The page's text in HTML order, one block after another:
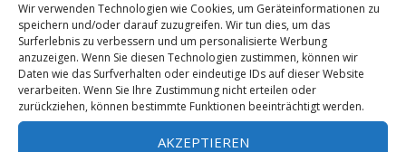
Wir verwenden Technologien wie Cookies, um Geräteinformationen zu
speichern und/oder darauf zuzugreifen. Wir tun dies, um das
Surferlebnis zu verbessern und um personalisierte Werbung
anzuzeigen. Wenn Sie diesen Technologien zustimmen, können wir
Daten wie das Surfverhalten oder eindeutige IDs auf dieser Website
verarbeiten. Wenn Sie Ihre Zustimmung nicht erteilen oder
zurückziehen, können bestimmte Funktionen beeinträchtigt werden.
AKZEPTIEREN